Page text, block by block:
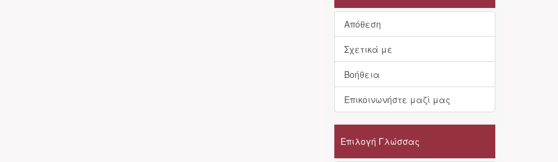
Απόθεση
Σχετικά με
Βοήθεια
Επικοινωνήστε μαζί μας
Επιλογή Γλώσσας